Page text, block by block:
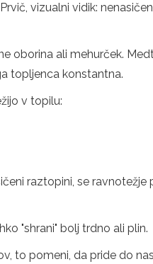
vizualni vidik:
oborina ali mehurček.
topljenca konstantna.
v topilu:
raztopini, se
"shrani" bolj trdno ali plin.
to pomeni, da pride do